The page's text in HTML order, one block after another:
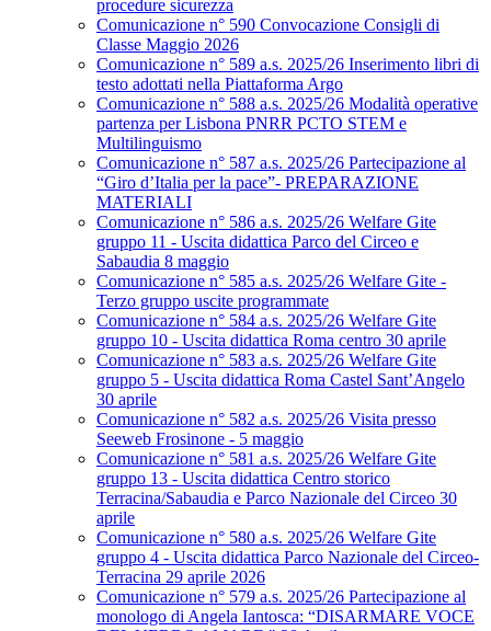
procedure sicurezza
Comunicazione n° 590 Convocazione Consigli di
Classe Maggio 2026
Comunicazione n° 589 a.s. 2025/26 Inserimento libri di
testo adottati nella Piattaforma Argo
Comunicazione n° 588 a.s. 2025/26 Modalità operative
partenza per Lisbona PNRR PCTO STEM e
Multilinguismo
Comunicazione n° 587 a.s. 2025/26 Partecipazione al
“Giro d’Italia per la pace”- PREPARAZIONE
MATERIALI
Comunicazione n° 586 a.s. 2025/26 Welfare Gite
gruppo 11 - Uscita didattica Parco del Circeo e
Sabaudia 8 maggio
Comunicazione n° 585 a.s. 2025/26 Welfare Gite -
Terzo gruppo uscite programmate
Comunicazione n° 584 a.s. 2025/26 Welfare Gite
gruppo 10 - Uscita didattica Roma centro 30 aprile
Comunicazione n° 583 a.s. 2025/26 Welfare Gite
gruppo 5 - Uscita didattica Roma Castel Sant’Angelo
30 aprile
Comunicazione n° 582 a.s. 2025/26 Visita presso
Seeweb Frosinone - 5 maggio
Comunicazione n° 581 a.s. 2025/26 Welfare Gite
gruppo 13 - Uscita didattica Centro storico
Terracina/Sabaudia e Parco Nazionale del Circeo 30
aprile
Comunicazione n° 580 a.s. 2025/26 Welfare Gite
gruppo 4 - Uscita didattica Parco Nazionale del Circeo-
Terracina 29 aprile 2026
Comunicazione n° 579 a.s. 2025/26 Partecipazione al
monologo di Angela Iantosca: “DISARMARE VOCE